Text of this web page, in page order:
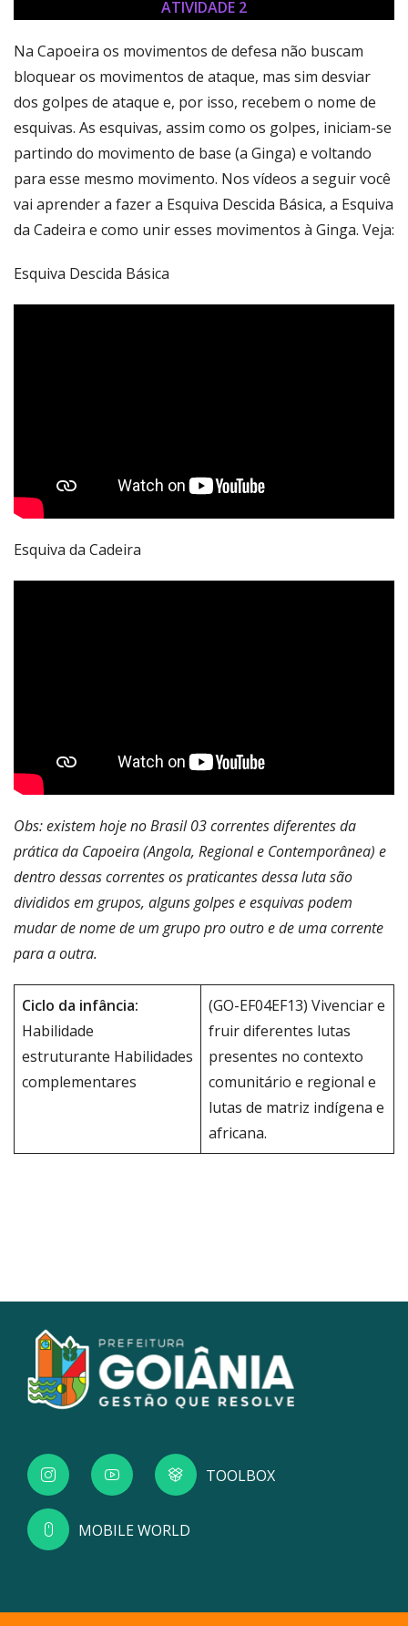
ATIVIDADE 2
Na Capoeira os movimentos de defesa não buscam
bloquear os movimentos de ataque, mas sim desviar
dos golpes de ataque e, por isso, recebem o nome de
esquivas. As esquivas, assim como os golpes, iniciam-se
partindo do movimento de base (a Ginga) e voltando
para esse mesmo movimento. Nos vídeos a seguir você
vai aprender a fazer a Esquiva Descida Básica, a Esquiva
da Cadeira e como unir esses movimentos à Ginga. Veja:
Esquiva Descida Básica
Esquiva da Cadeira
Obs: existem hoje no Brasil 03 correntes diferentes da
prática da Capoeira (Angola, Regional e Contemporânea) e
dentro dessas correntes os praticantes dessa luta são
divididos em grupos, alguns golpes e esquivas podem
mudar de nome de um grupo pro outro e de uma corrente
para a outra.
Ciclo da infância:
Habilidade
estruturante Habilidades
complementares
(GO-EF04EF13) Vivenciar e
fruir diferentes lutas
presentes no contexto
comunitário e regional e
lutas de matriz indígena e
africana.
TOOLBOX
MOBILE WORLD